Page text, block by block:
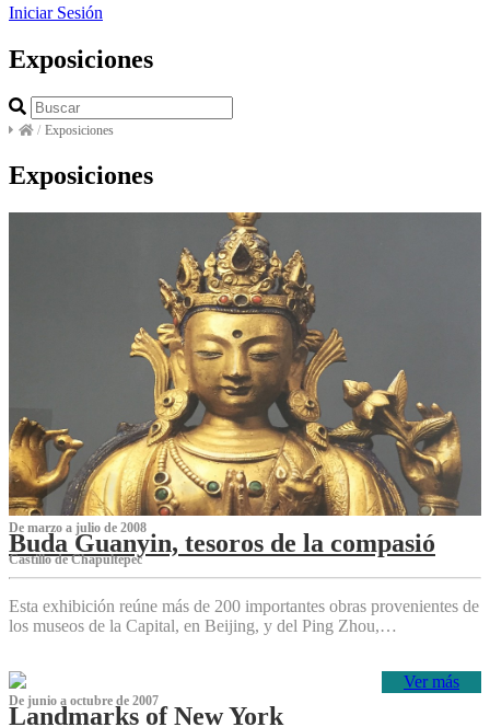
Iniciar Sesión
Exposiciones
/ Exposiciones
Exposiciones
De marzo a julio de 2008
Buda Guanyin, tesoros de la compasió
Castillo de Chapultepec
Esta exhibición reúne más de 200 importantes obras provenientes de
los museos de la Capital, en Beijing, y del Ping Zhou,…
Ver más
De junio a octubre de 2007
Landmarks of New York